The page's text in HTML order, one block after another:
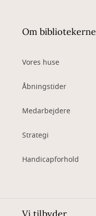
Om bibliotekerne
Vores huse
Åbningstider
Medarbejdere
Strategi
Handicapforhold